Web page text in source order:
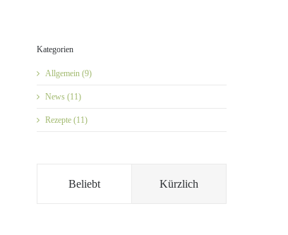
Kategorien
Allgemein (9)
News (11)
Rezepte (11)
Beliebt Kürzlich